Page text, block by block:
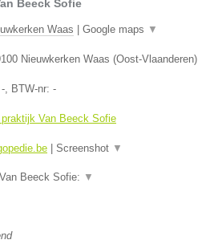
Beeck Sofie
Waas Google maps ▼
Nieuwkerken Waas (Oost-Vlaanderen)
- , BTW-nr: -
praktijk Van Beeck Sofie
Screenshot ▼
Beeck Sofie: ▼